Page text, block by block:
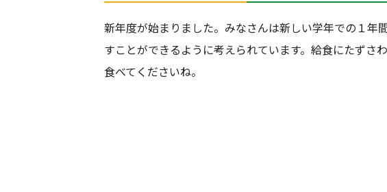
新年度が始まりました。みなさんは新しい学年での１
すことができるように考えられています。給食にたずさ
食べてくださいね。